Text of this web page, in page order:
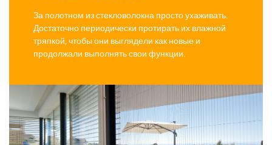
За полотном из стекловолокна просто ухаживать.
Достаточно периодически протирать их влажной
тряпкой, чтобы они выглядели как новые и
продолжали выполнять свои функции.